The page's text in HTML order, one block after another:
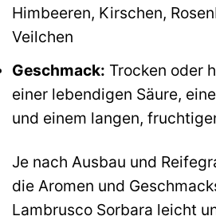
Himbeeren, Kirschen,
Veilchen
Geschmack: Trocken oder
einer lebendigen Säure,
und einem langen,
Je nach Ausbau und
die Aromen und
Lambrusco Sorbara leicht